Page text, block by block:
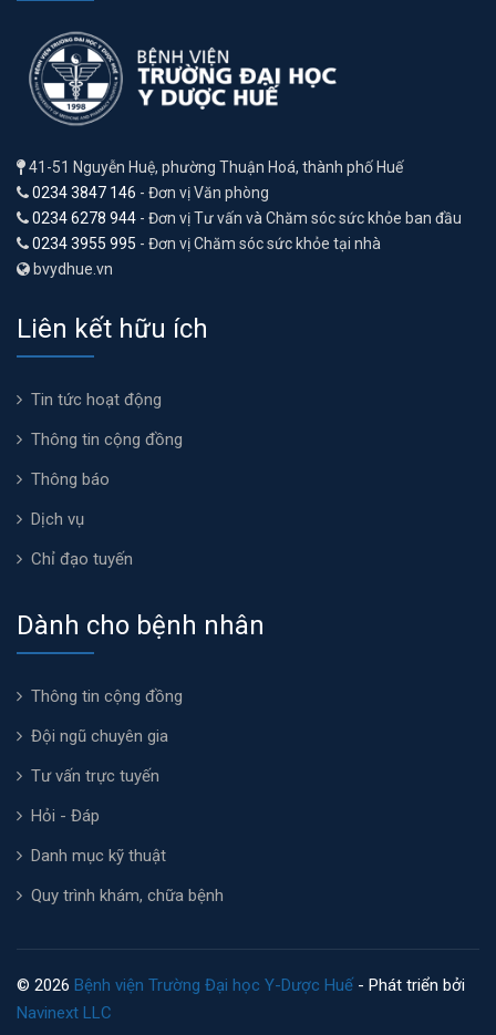
41-51 Nguyễn Huệ, phường Thuận Hoá, thành phố Huế
0234 3847 146 - Đơn vị Văn phòng
0234 6278 944 - Đơn vị Tư vấn và Chăm sóc sức khỏe ban đầu
0234 3955 995 - Đơn vị Chăm sóc sức khỏe tại nhà
bvydhue.vn
Liên kết hữu ích
Tin tức hoạt động
Thông tin cộng đồng
Thông báo
Dịch vụ
Chỉ đạo tuyến
Dành cho bệnh nhân
Thông tin cộng đồng
Đội ngũ chuyên gia
Tư vấn trực tuyến
Hỏi - Đáp
Danh mục kỹ thuật
Quy trình khám, chữa bệnh
© 2026 Bệnh viện Trường Đại học Y-Dược Huế - Phát triển bởi
Navinext LLC